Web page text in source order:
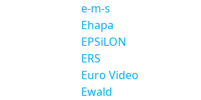
e-m-s
Ehapa
EPSiLON
ERS
Euro Video
Ewald